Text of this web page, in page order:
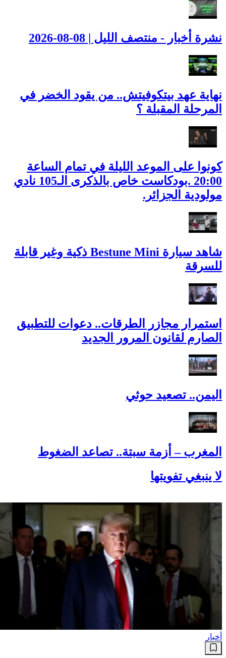
نشرة أخبار - منتصف الليل | 08-08-2026
نهاية عهد بيتكوفيتش.. من يقود الخضر في
المرحلة المقبلة ؟
كونوا على الموعد الليلة في تمام الساعة
20:00 .بودكاست خاص بالذكرى الـ105 نادي
مولودية الجزائر.
شاهد سيارة Bestune Mini ذكية وغير قابلة
للسرقة
استمرار مجازر الطرقات.. دعوات للتطبيق
الصارم لقانون المرور الجديد
اليمن.. تصعيد حوثي
المغرب – أزمة سبتة.. تصاعد الضغوط
لا ينبغي تفويتها
أخبار